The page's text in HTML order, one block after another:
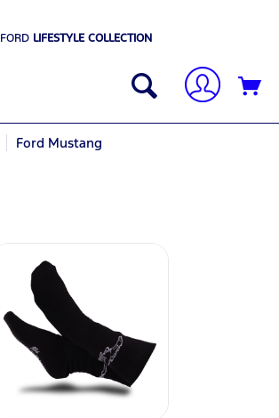
FORD LIFESTYLE COLLECTION
Ford Mustang